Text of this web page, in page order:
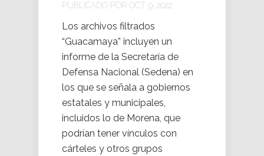
PUBLICADO POR OCT 9, 2022
Los archivos filtrados
“Guacamaya” incluyen un
informe de la Secretaría de
Defensa Nacional (Sedena) en
los que se señala a gobiernos
estatales y municipales,
incluidos lo de Morena, que
podrían tener vínculos con
cárteles y otros grupos